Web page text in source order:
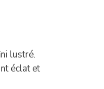
lustré.
éclat et